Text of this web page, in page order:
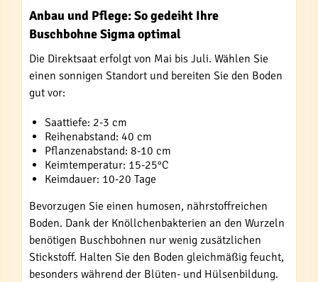
Anbau und Pflege: So gedeiht Ihre
Buschbohne Sigma optimal
Die Direktsaat erfolgt von Mai bis Juli. Wählen Sie
einen sonnigen Standort und bereiten Sie den Boden
gut vor:
Saattiefe: 2-3 cm
Reihenabstand: 40 cm
Pflanzenabstand: 8-10 cm
Keimtemperatur: 15-25°C
Keimdauer: 10-20 Tage
Bevorzugen Sie einen humosen, nährstoffreichen
Boden. Dank der Knöllchenbakterien an den Wurzeln
benötigen Buschbohnen nur wenig zusätzlichen
Stickstoff. Halten Sie den Boden gleichmäßig feucht,
besonders während der Blüten- und Hülsenbildung.